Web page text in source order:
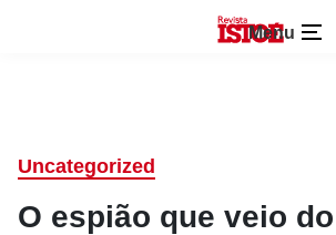
Menu
Uncategorized
O espião que veio do